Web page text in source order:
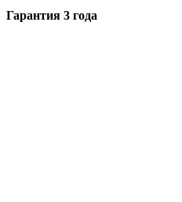
Гарантия 3 года